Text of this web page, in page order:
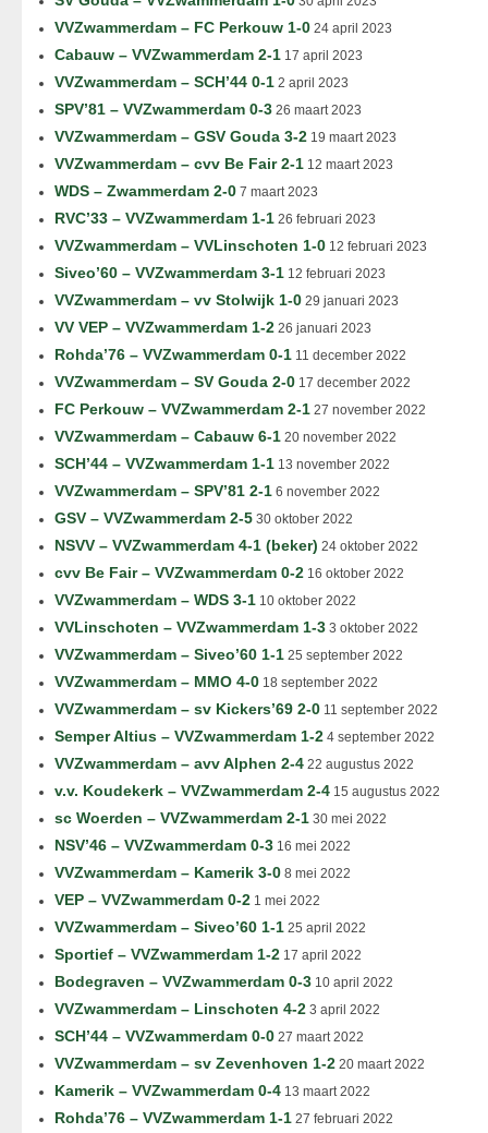
VVZwammerdam – FC Perkouw 1-0 24 april 2023
Cabauw – VVZwammerdam 2-1 17 april 2023
VVZwammerdam – SCH’44 0-1 2 april 2023
SPV’81 – VVZwammerdam 0-3 26 maart 2023
VVZwammerdam – GSV Gouda 3-2 19 maart 2023
VVZwammerdam – cvv Be Fair 2-1 12 maart 2023
WDS – Zwammerdam 2-0 7 maart 2023
RVC’33 – VVZwammerdam 1-1 26 februari 2023
VVZwammerdam – VVLinschoten 1-0 12 februari 2023
Siveo’60 – VVZwammerdam 3-1 12 februari 2023
VVZwammerdam – vv Stolwijk 1-0 29 januari 2023
VV VEP – VVZwammerdam 1-2 26 januari 2023
Rohda’76 – VVZwammerdam 0-1 11 december 2022
VVZwammerdam – SV Gouda 2-0 17 december 2022
FC Perkouw – VVZwammerdam 2-1 27 november 2022
VVZwammerdam – Cabauw 6-1 20 november 2022
SCH’44 – VVZwammerdam 1-1 13 november 2022
VVZwammerdam – SPV’81 2-1 6 november 2022
GSV – VVZwammerdam 2-5 30 oktober 2022
NSVV – VVZwammerdam 4-1 (beker) 24 oktober 2022
cvv Be Fair – VVZwammerdam 0-2 16 oktober 2022
VVZwammerdam – WDS 3-1 10 oktober 2022
VVLinschoten – VVZwammerdam 1-3 3 oktober 2022
VVZwammerdam – Siveo’60 1-1 25 september 2022
VVZwammerdam – MMO 4-0 18 september 2022
VVZwammerdam – sv Kickers’69 2-0 11 september 2022
Semper Altius – VVZwammerdam 1-2 4 september 2022
VVZwammerdam – avv Alphen 2-4 22 augustus 2022
v.v. Koudekerk – VVZwammerdam 2-4 15 augustus 2022
sc Woerden – VVZwammerdam 2-1 30 mei 2022
NSV’46 – VVZwammerdam 0-3 16 mei 2022
VVZwammerdam – Kamerik 3-0 8 mei 2022
VEP – VVZwammerdam 0-2 1 mei 2022
VVZwammerdam – Siveo’60 1-1 25 april 2022
Sportief – VVZwammerdam 1-2 17 april 2022
Bodegraven – VVZwammerdam 0-3 10 april 2022
VVZwammerdam – Linschoten 4-2 3 april 2022
SCH’44 – VVZwammerdam 0-0 27 maart 2022
VVZwammerdam – sv Zevenhoven 1-2 20 maart 2022
Kamerik – VVZwammerdam 0-4 13 maart 2022
Rohda’76 – VVZwammerdam 1-1 27 februari 2022